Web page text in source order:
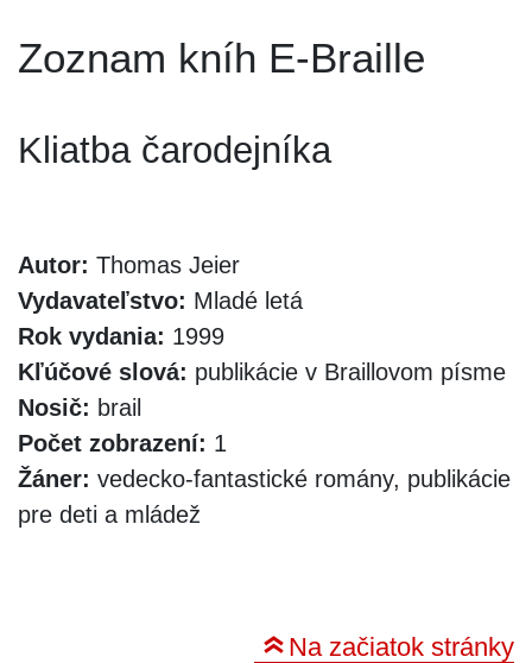
Zoznam kníh E-Braille
Kliatba čarodejníka
Autor: Thomas Jeier
Vydavateľstvo: Mladé letá
Rok vydania: 1999
Kľúčové slová: publikácie v Braillovom písme
Nosič: brail
Počet zobrazení: 1
Žáner: vedecko-fantastické romány, publikácie
pre deti a mládež
Na začiatok stránky